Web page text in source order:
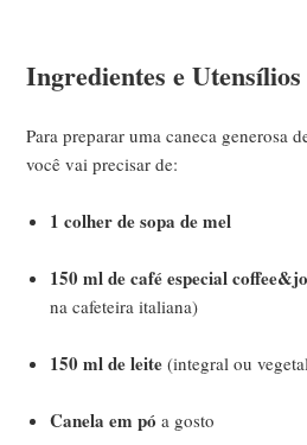
Ingredientes e Utensílios
Para preparar uma caneca generosa
você vai precisar de:
1 colher de sopa de mel
150 ml de café especial
na cafeteira italiana)
150 ml de leite (integral ou
Canela em pó a gosto